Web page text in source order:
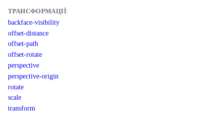
ТРАНСФОРМАЦІЇ
backface-visibility
offset-distance
offset-path
offset-rotate
perspective
perspective-origin
rotate
scale
transform